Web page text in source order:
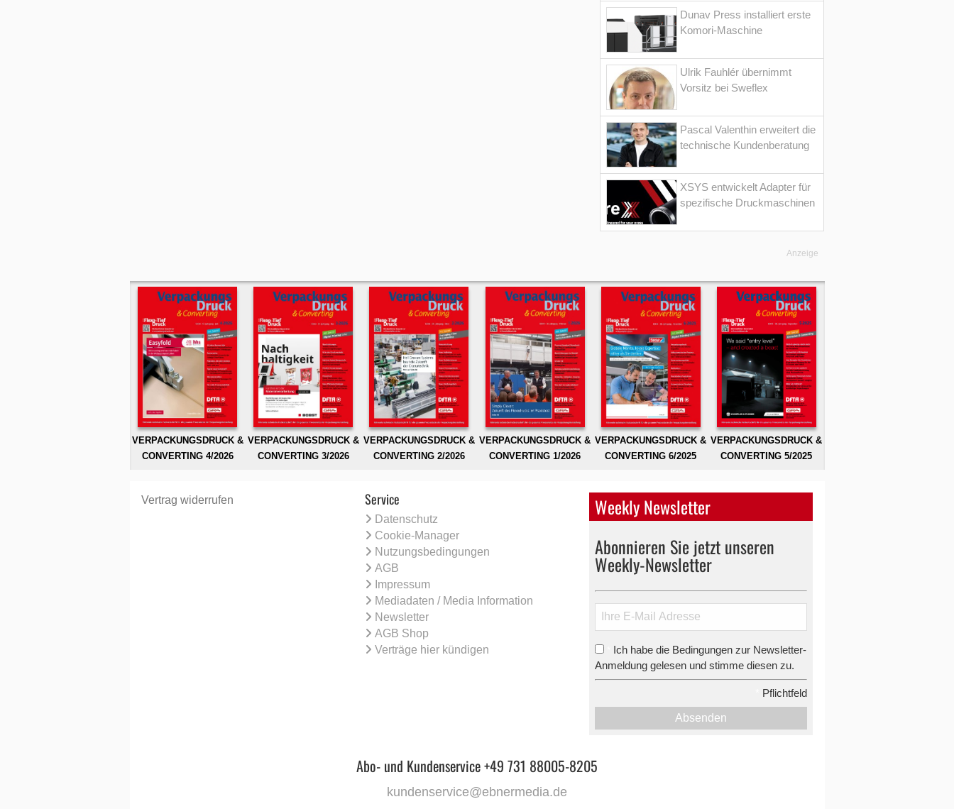
Dunav Press installiert erste
Komori-Maschine
Ulrik Fauhlér übernimmt
Vorsitz bei Sweflex
Pascal Valenthin erweitert die
technische Kundenberatung
XSYS entwickelt Adapter für
spezifische Druckmaschinen
Anzeige
VERPACKUNGSDRUCK &
CONVERTING 4/2026
VERPACKUNGSDRUCK &
CONVERTING 3/2026
VERPACKUNGSDRUCK &
CONVERTING 2/2026
VERPACKUNGSDRUCK &
CONVERTING 1/2026
VERPACKUNGSDRUCK &
CONVERTING 6/2025
VERPACKUNGSDRUCK &
CONVERTING 5/2025
Vertrag widerrufen Service
Datenschutz
Cookie-Manager
Nutzungsbedingungen
AGB
Impressum
Mediadaten / Media Information
Newsletter
AGB Shop
Verträge hier kündigen
Weekly Newsletter
Abonnieren Sie jetzt unseren
Weekly-Newsletter
Ich habe die Bedingungen zur Newsletter-
Anmeldung gelesen und stimme diesen zu.
Pflichtfeld
Absenden
Abo- und Kundenservice +49 731 88005-8205
kundenservice@ebnermedia.de